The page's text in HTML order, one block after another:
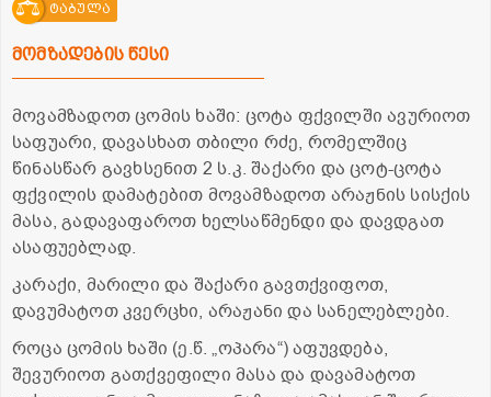
ტაბულა
მომზადების წესი
მოვამზადოთ ცომის ხაში: ცოტა ფქვილში ავურიოთ
საფუარი, დავასხათ თბილი რძე, რომელშიც
წინასწარ გავხსენით 2 ს.კ. შაქარი და ცოტ-ცოტა
ფქვილის დამატებით მოვამზადოთ არაჟნის სისქის
მასა, გადავაფაროთ ხელსაწმენდი და დავდგათ
ასაფუებლად.
კარაქი, მარილი და შაქარი გავთქვიფოთ,
დავუმატოთ კვერცხი, არაჟანი და სანელებლები.
როცა ცომის ხაში (ე.წ. „ოპარა“) აფუვდება,
შევურიოთ გათქვეფილი მასა და დავამატოთ